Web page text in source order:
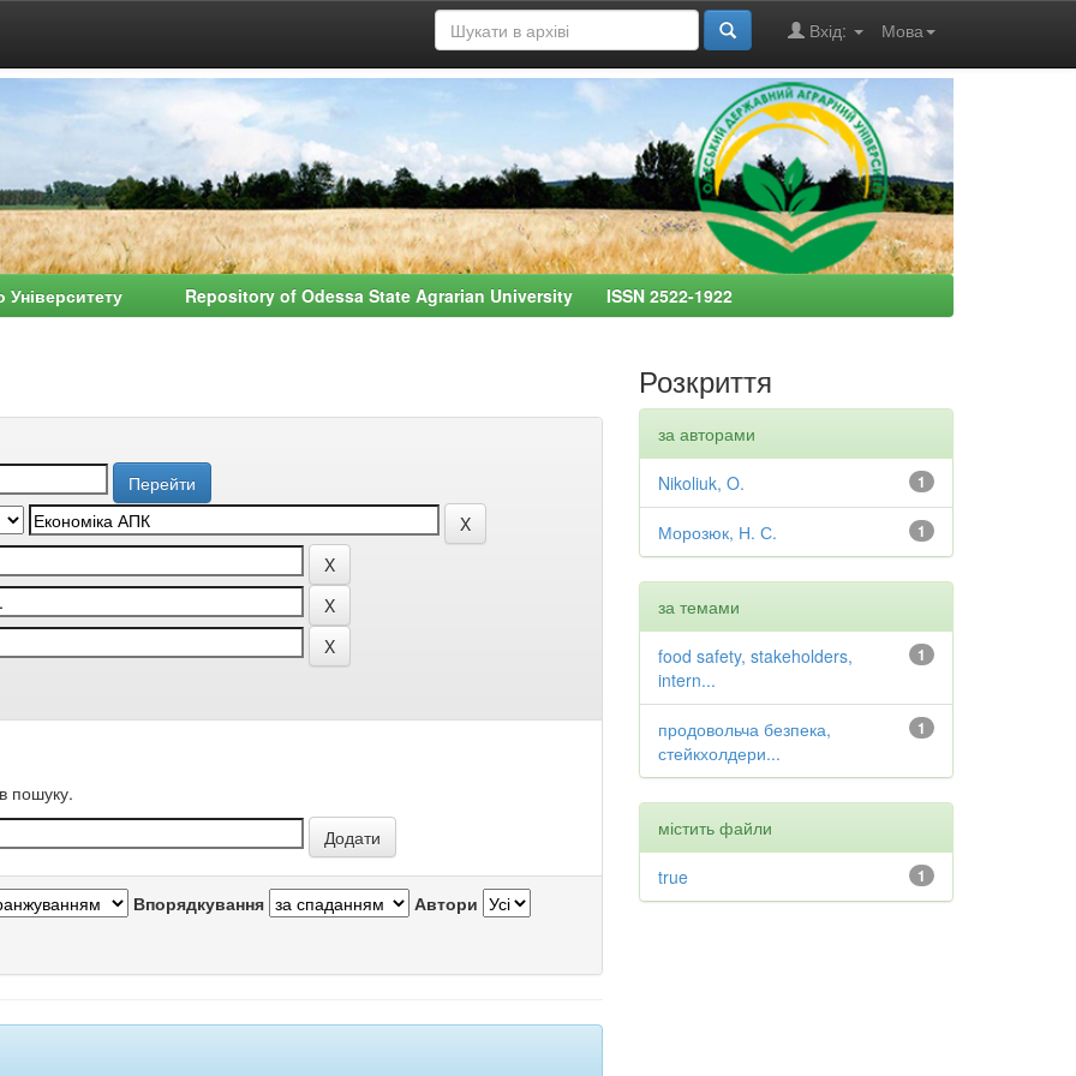
Мова
Вхід:
Університету Repository of Odessa State Agrarian University ISSN 2522-1922
пошуку.
Впорядкування Автори
Розкриття
за авторами
1
Nikoliuk, O.
1
Морозюк, Н. С.
за темами
1
food safety, stakeholders,
intern...
1
продовольча безпека,
стейкхолдери...
містить файли
1
true